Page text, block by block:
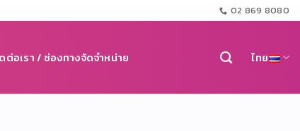
02 869 8080
ต่อเรา / ช่องทางจัดจำหน่าย ไทย